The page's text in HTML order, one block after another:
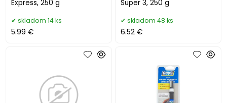
Express, 250 g
skladom 14 ks
5.99 €
Super 3, 250 g
skladom 48 ks
6.52 €